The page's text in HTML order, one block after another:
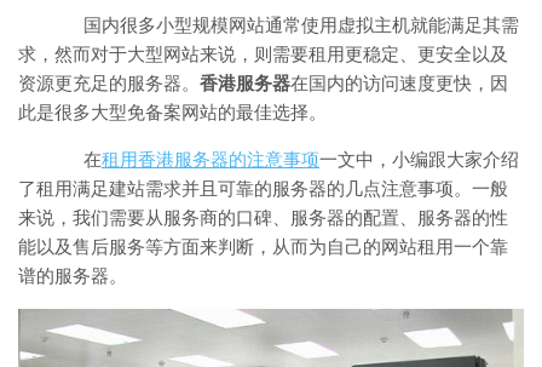
国内很多小型规模网站通常使用虚拟主机就能满足其需
求，然而对于大型网站来说，则需要租用更稳定、更安全以及
资源更充足的服务器。 香港服务器在国内的访问速度更快，因
此是很多大型免备案网站的最佳选择。
在租用香港服务器的注意事项一文中，小编跟大家介绍
了租用满足建站需求并且可靠的服务器的几点注意事项。一般
来说，我们需要从服务商的口碑、服务器的配置、服务器的性
能以及售后服务等方面来判断，从而为自己的网站租用一个靠
谱的服务器。